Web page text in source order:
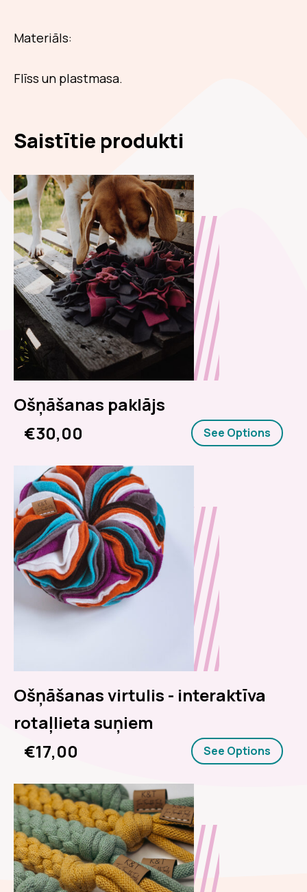
Materiāls:
Flīss un plastmasa.
Saistītie produkti
Ošņāšanas paklājs
€30,00
See Options
Ošņāšanas virtulis - interaktīva
rotaļlieta suņiem
€17,00
See Options